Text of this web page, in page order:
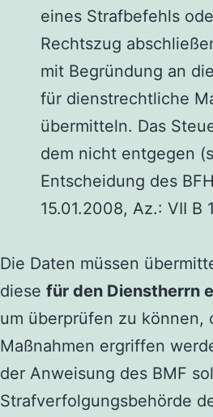
eines Strafbefehls
Rechtszug
mit Begründung an
für dienstrechtliche
übermitteln. Das
dem nicht entgegen
Entscheidung des
15.01.2008, Az.: VII B
Die Daten müssen
diese für den Dienstherrn
um überprüfen zu können,
Maßnahmen ergriffen
der Anweisung des BMF
Strafverfolgungsbehörde